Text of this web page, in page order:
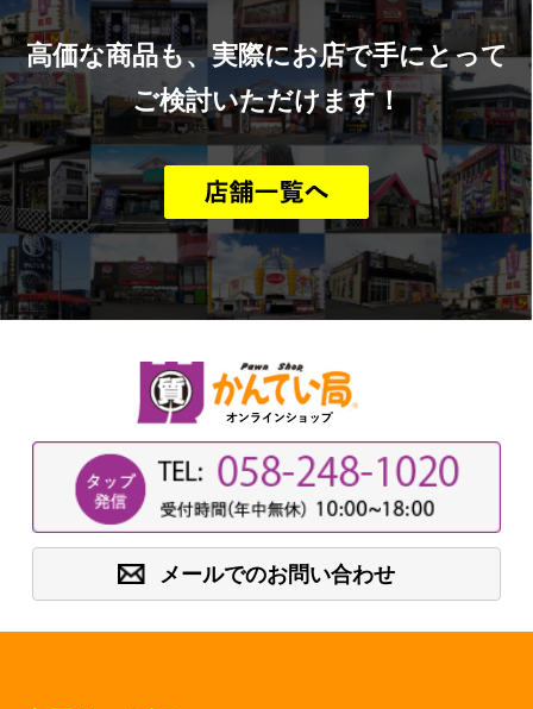
高価な商品も、実際にお店で手にとって
ご検討いただけます！
メールでのお問い合わせ